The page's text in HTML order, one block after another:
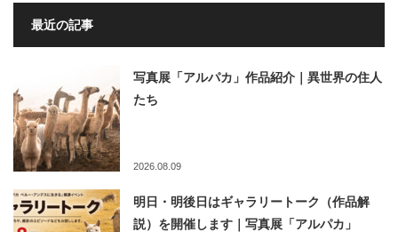
最近の記事
写真展「アルパカ」作品紹介｜異世界の住人
たち
2026.08.09
明日・明後日はギャラリートーク（作品解
説）を開催します｜写真展「アルパカ」